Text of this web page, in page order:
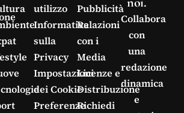
utilizzo
Informativa
sulla
Privacy
Impostazioni
dei Cookie
Preferenze
Pubblicità
Relazioni
con i
Media
Licenze e
Distribuzione
Richiedi
Collabora
con
una
redazione
dinamica
e